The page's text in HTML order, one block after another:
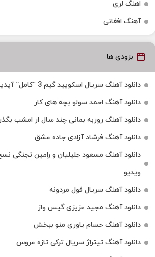
اهنگ لری
آهنگ افغانی
بزودی ها
دانلود آهنگ سریال اسکویید گیم 3 “کامل” آپدیت 2025
دانلود آهنگ احمد سولو بچه های کار
دانلود آهنگ روزبه بمانی چند سال از امشب
دانلود آهنگ فرشاد آزادی جاده عشق
ویدیو
دانلود آهنگ سریال قول مردونه
دانلود آهنگ مجید عزیزی گیس واز
دانلود آهنگ حسام یاوری منو ببخش
دانلود آهنگ تیتراژ سریال ترکی تازه عروس